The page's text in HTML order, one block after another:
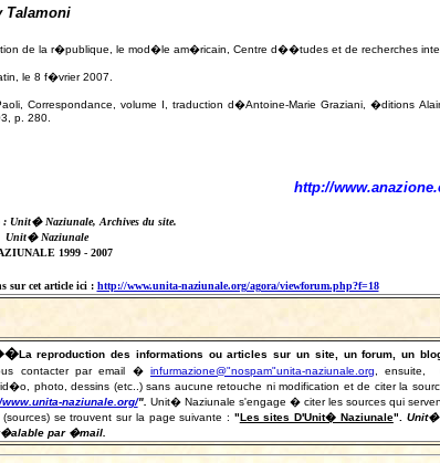
Talamoni
de la r�publique, le mod�le am�ricain, Centre d��tudes et de recherches
le 8 f�vrier 2007.
Correspondance, volume I, traduction d�Antoine-Marie Graziani, �ditions
p. 280.
http://
: Unit� Naziunale, Archives du site.
Unit� Naziunale
1999 - 2007
sur cet article ici : http://www.unita-naziunale.org/agora/viewforum.php?f=18
La reproduction des informations ou articles sur un site, un forum, un
contacter par email � infurmazione@"nospam"unita-naziunale.org , ensuite,
photo, dessins (etc..) sans aucune retouche ni modification et de citer la
www.unita-naziunale.org/". Unit� Naziunale s'engage � citer les sources qui
(sources) se trouvent sur la page suivante : "Les sites D'Unit� Naziunale". Unit�
par �mail.